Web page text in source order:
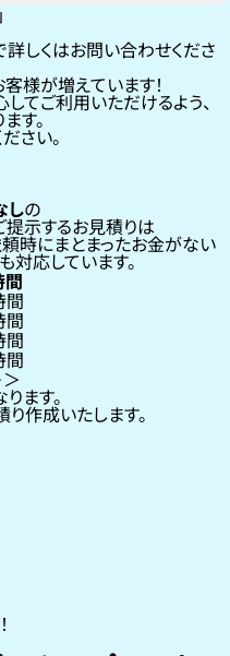
しくはお問い合わせくださ
様が増えています！
てご利用いただけるよう、
す。
さい。
しの
示するお見積りは
時にまとまったお金がない
も対応しています。
間
間
間
間
間
ます。
作成いたします。